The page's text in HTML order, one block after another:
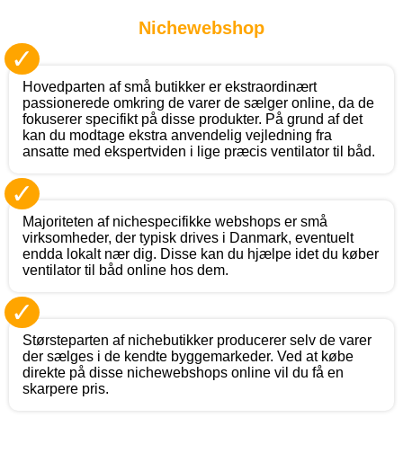
Nichewebshop
✓
Hovedparten af små butikker er ekstraordinært
passionerede omkring de varer de sælger online, da de
fokuserer specifikt på disse produkter. På grund af det
kan du modtage ekstra anvendelig vejledning fra
ansatte med ekspertviden i lige præcis ventilator til båd.
✓
Majoriteten af nichespecifikke webshops er små
virksomheder, der typisk drives i Danmark, eventuelt
endda lokalt nær dig. Disse kan du hjælpe idet du køber
ventilator til båd online hos dem.
✓
Størsteparten af nichebutikker producerer selv de varer
der sælges i de kendte byggemarkeder. Ved at købe
direkte på disse nichewebshops online vil du få en
skarpere pris.